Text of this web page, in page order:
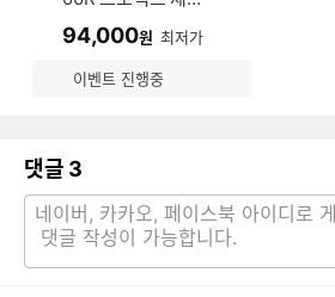
94,000원 최저가
이벤트 진행중
댓글 3